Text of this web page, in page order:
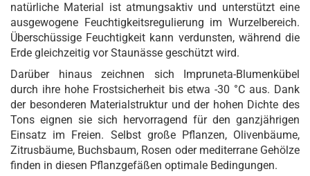
natürliche Material ist atmungsaktiv und unterstützt eine
ausgewogene Feuchtigkeitsregulierung im Wurzelbereich.
Überschüssige Feuchtigkeit kann verdunsten, während die
Erde gleichzeitig vor Staunässe geschützt wird.
Darüber hinaus zeichnen sich Impruneta-Blumenkübel
durch ihre hohe Frostsicherheit bis etwa -30 °C aus. Dank
der besonderen Materialstruktur und der hohen Dichte des
Tons eignen sie sich hervorragend für den ganzjährigen
Einsatz im Freien. Selbst große Pflanzen, Olivenbäume,
Zitrusbäume, Buchsbaum, Rosen oder mediterrane Gehölze
finden in diesen Pflanzgefäßen optimale Bedingungen.